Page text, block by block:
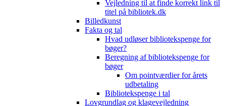
Vejledning til at finde korrekt link til
titel på bibliotek.dk
Billedkunst
Fakta og tal
Hvad udløser bibliotekspenge for
bøger?
Beregning af bibliotekspenge for
bøger
Om pointværdier for årets
udbetaling
Bibliotekspenge i tal
Lovgrundlag og klagevejledning